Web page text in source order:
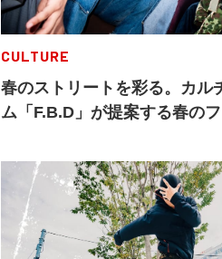
CULTURE
春のストリートを彩る。カル
ム「F.B.D」が提案する春の